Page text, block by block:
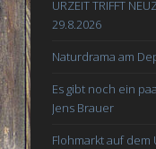
URZEIT TRIFFT
29.8.2026
Naturdrama am
Es gibt noch ein
Jens Brauer
Flohmarkt auf dem